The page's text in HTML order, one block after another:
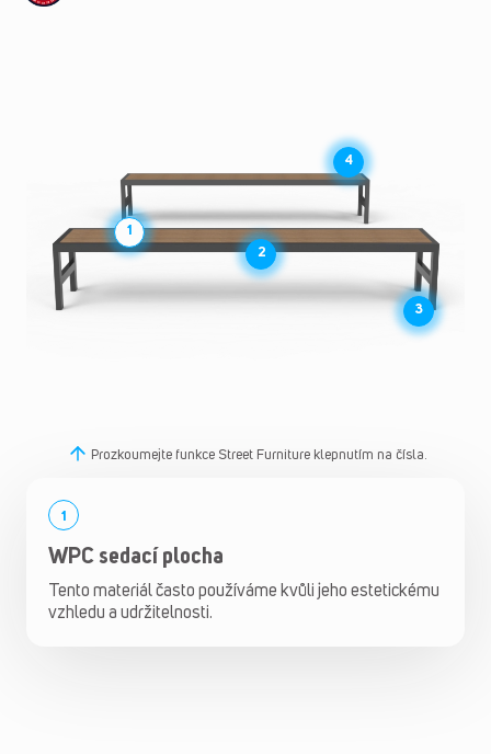
1
2
3
4
1
WPC sedací plocha
Tento materiál často používáme kvůli jeho estetickému
vzhledu a udržitelnosti.
Prozkoumejte funkce Street Furniture klepnutím na čísla.